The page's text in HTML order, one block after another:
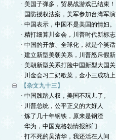
· 美国子弹多，贸易战游戏已结束！
· 国防授权法案，美军参加台湾军演
· 中国表示，中国不是美国的情妇。
· 精打细算川金会，川普时代新标志
· 中国的开放、全球化，就是个笑话
· 建立新型美朝关系，川普怒斥假新
· 美朝新型关系打脸中国新型大国关
· 川金会习二奶歇菜，金小三成功上
【杂文九十三】
· 中国践踏人权，美国不玩儿了。
· 川普总统，公平正义的大好人
· 炼了几十年钢铁，原来是钢渣
· 华为，中国克格勃情报部门
· 打不死的吴清华，我还活在人间